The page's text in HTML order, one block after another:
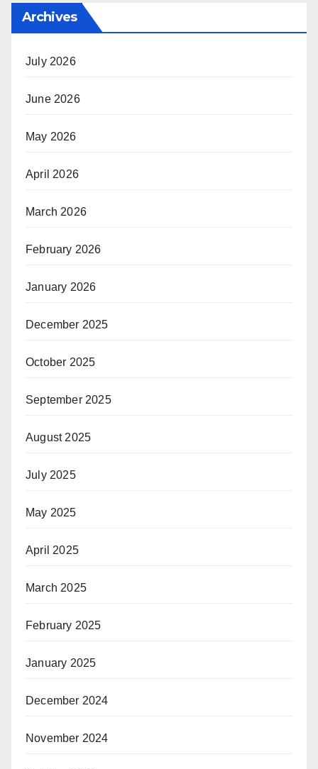
Archives
July 2026
June 2026
May 2026
April 2026
March 2026
February 2026
January 2026
December 2025
October 2025
September 2025
August 2025
July 2025
May 2025
April 2025
March 2025
February 2025
January 2025
December 2024
November 2024